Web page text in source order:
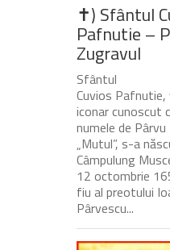
✝) Sfântul
Pafnutie –
Zugravul
Sfântul
Cuvios
iconar cunoscut
numele de Pârvu
„Mutul”, s-a
Câmpulung
12 octombrie
fiu al preotului
Pârvescu...